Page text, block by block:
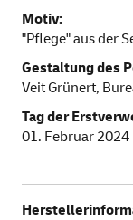
Motiv:
"Pflege" aus der
Gestaltung des
Veit Grünert,
Tag der
01. Februar 2024